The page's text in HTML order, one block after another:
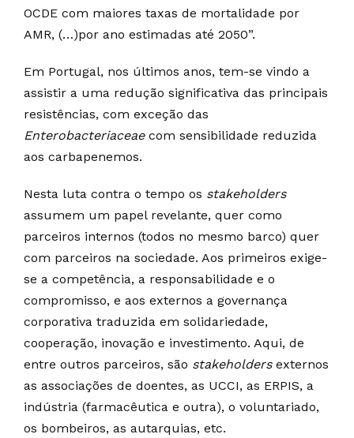
OCDE com maiores taxas de mortalidade por
AMR, (…)por ano estimadas até 2050”.
Em Portugal, nos últimos anos, tem-se vindo a
assistir a uma redução significativa das principais
resistências, com exceção das
Enterobacteriaceaecom sensibilidade reduzida
aos carbapenemos.
Nesta luta contra o tempo os stakeholders
assumem um papel revelante, quer como
parceiros internos (todos no mesmo barco) quer
com parceiros na sociedade. Aos primeiros exige-
se a competência, a responsabilidade e o
compromisso, e aos externos a governança
corporativa traduzida em solidariedade,
cooperação, inovação e investimento. Aqui, de
entre outros parceiros, são stakeholdersexternos
as associações de doentes, as UCCI, as ERPIS, a
indústria (farmacêutica e outra), o voluntariado,
os bombeiros, as autarquias, etc.